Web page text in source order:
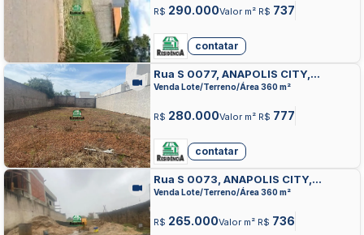
R$ 290.000Valor m² R$ 737
contatar
Rua S 0077, ANAPOLIS CITY,
ANAPOLIS
Venda Lote/Terreno/Área 360 m²
R$ 280.000Valor m² R$ 777
contatar
Rua S 0073, ANAPOLIS CITY,
ANAPOLIS
Venda Lote/Terreno/Área 360 m²
R$ 265.000Valor m² R$ 736